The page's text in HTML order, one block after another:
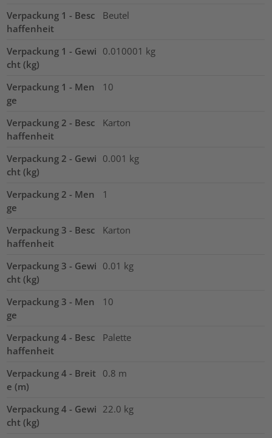
Verpackung 1 - Besc
haffenheit
Beutel
Verpackung 1 - Gewi
cht (kg)
0.010001 kg
Verpackung 1 - Men
ge
10
Verpackung 2 - Besc
haffenheit
Karton
Verpackung 2 - Gewi
cht (kg)
0.001 kg
Verpackung 2 - Men
ge
1
Verpackung 3 - Besc
haffenheit
Karton
Verpackung 3 - Gewi
cht (kg)
0.01 kg
Verpackung 3 - Men
ge
10
Verpackung 4 - Besc
haffenheit
Palette
Verpackung 4 - Breit
e (m)
0.8 m
Verpackung 4 - Gewi
cht (kg)
22.0 kg